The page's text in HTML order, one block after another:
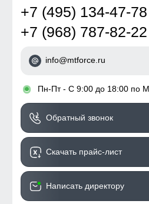
+7 (495) 134-47-78
+7 (968) 787-82-22
info@mtforce.ru
• Пн-Пт - С 9:00 до 18:00 по
Обратный звонок
Скачать прайс-лист
Написать директору